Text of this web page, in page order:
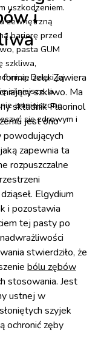
uszkodzeniem.
zewnętrzną
barierę przed
pasta GUM
szkliwa,
Dzięki jej
silniejsze, a
zmniejszone.
się zdrowym i
i
żelu. Zawiera
szkliwo. Ma
składnik Fluorinol
jest ono
powodujących
zapewnia ta
rozpuszczalne
Elgydium
i pozostawia
tej pasty po
stwierdziło, że
bólu zębów
stosowania. Jest
ustnej w
szyjek
ochronić zęby